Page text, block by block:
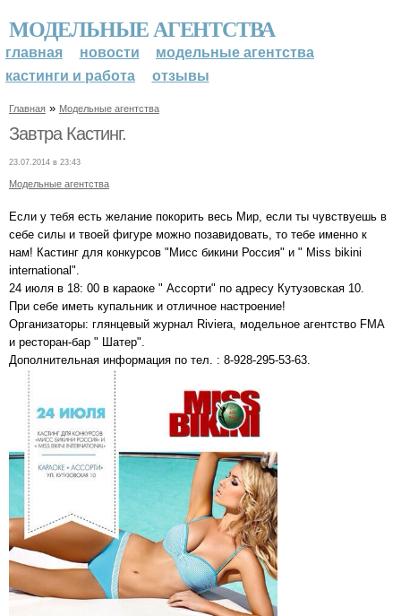
МОДЕЛЬНЫЕ АГЕНТСТВА
главная новости
модельные агентства
кастинги и работа
отзывы
Главная » Модельные агентства
Завтра Кастинг.
23.07.2014 в 23:43
Модельные агентства
Если у тебя есть желание покорить весь Мир, если ты чувствуешь в
себе силы и твоей фигуре можно позавидовать, то тебе именно к
нам! Кастинг для конкурсов "Мисс бикини Россия" и " Miss bikini
international".
24 июля в 18: 00 в караоке " Ассорти" по адресу Кутузовская 10.
При себе иметь купальник и отличное настроение!
Организаторы: глянцевый журнал Riviera, модельное агентство FMA
и ресторан-бар " Шатер".
Дополнительная информация по тел. : 8-928-295-53-63.